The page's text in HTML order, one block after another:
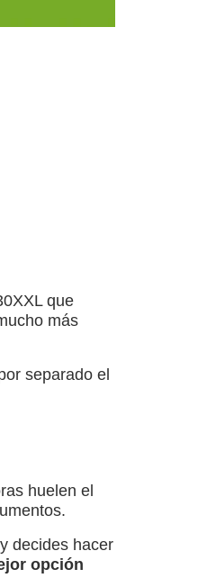
que
más
separado el
huelen el
decides hacer
opción